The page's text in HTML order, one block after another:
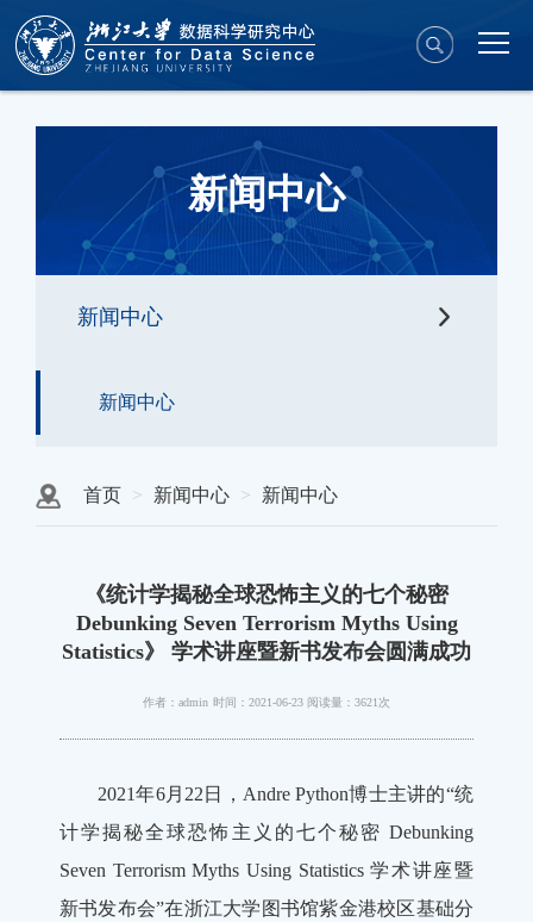
新闻中心
新闻中心
新闻中心
首页 新闻中心 新闻中心
《统计学揭秘全球恐怖主义的七个秘密
Debunking Seven Terrorism Myths Using
Statistics》 学术讲座暨新书发布会圆满成功
作者：admin 时间：2021-06-23 阅读量：3621次
2021年6月22日，Andre Python博士主讲的“统
计学揭秘全球恐怖主义的七个秘密 Debunking
Seven Terrorism Myths Using Statistics 学术讲座暨
新书发布会”在浙江大学图书馆紫金港校区基础分